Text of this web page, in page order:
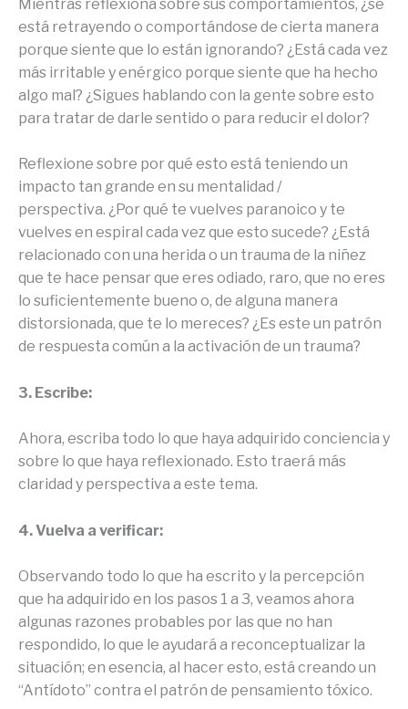
Mientras reflexiona sobre sus comportamientos, ¿se
está retrayendo o comportándose de cierta manera
porque siente que lo están ignorando? ¿Está cada vez
más irritable y enérgico porque siente que ha hecho
algo mal? ¿Sigues hablando con la gente sobre esto
para tratar de darle sentido o para reducir el dolor?
Reflexione sobre por qué esto está teniendo un
impacto tan grande en su mentalidad /
perspectiva. ¿Por qué te vuelves paranoico y te
vuelves en espiral cada vez que esto sucede? ¿Está
relacionado con una herida o un trauma de la niñez
que te hace pensar que eres odiado, raro, que no eres
lo suficientemente bueno o, de alguna manera
distorsionada, que te lo mereces? ¿Es este un patrón
de respuesta común a la activación de un trauma?
3. Escribe:
Ahora, escriba todo lo que haya adquirido conciencia y
sobre lo que haya reflexionado. Esto traerá más
claridad y perspectiva a este tema.
4. Vuelva a verificar:
Observando todo lo que ha escrito y la percepción
que ha adquirido en los pasos 1 a 3, veamos ahora
algunas razones probables por las que no han
respondido, lo que le ayudará a reconceptualizar la
situación; en esencia, al hacer esto, está creando un
“Antídoto” contra el patrón de pensamiento tóxico.